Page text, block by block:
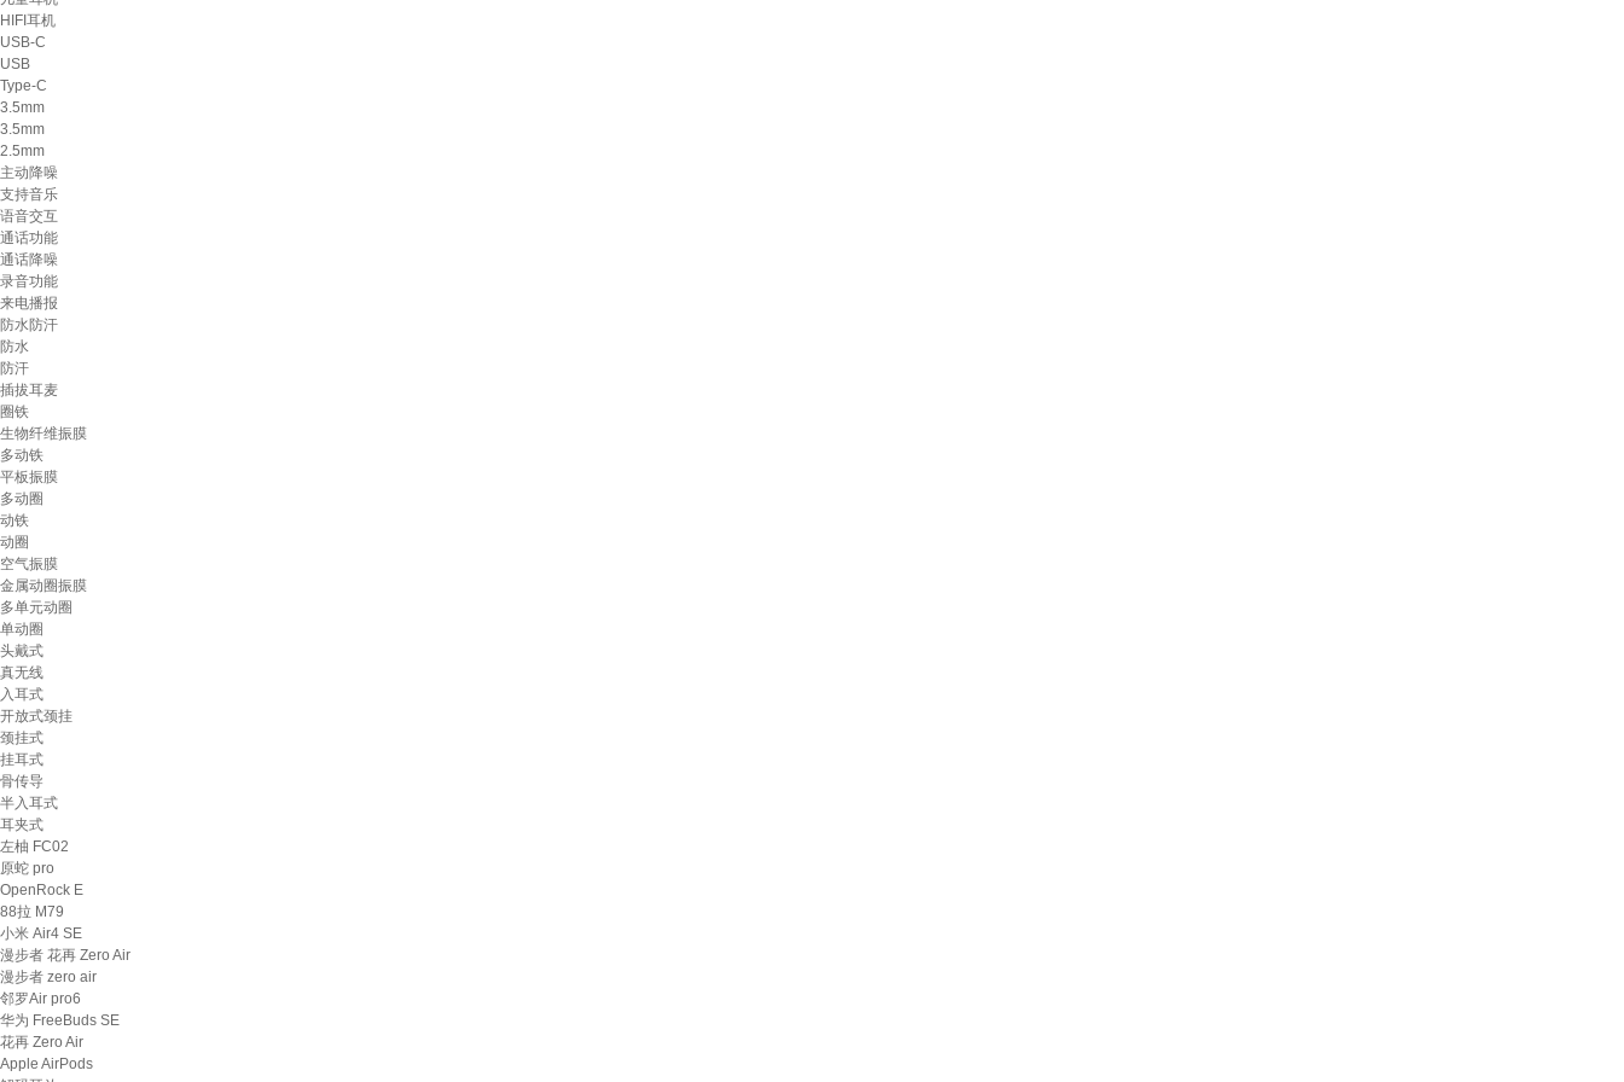
HIFI耳机
USB-C
USB
Type-C
3.5mm
3.5mm
2.5mm
主动降噪
支持音乐
语音交互
通话功能
通话降噪
录音功能
来电播报
防水防汗
防水
防汗
插拔耳麦
圈铁
生物纤维振膜
多动铁
平板振膜
多动圈
动铁
动圈
空气振膜
金属动圈振膜
多单元动圈
单动圈
头戴式
真无线
入耳式
开放式颈挂
颈挂式
挂耳式
骨传导
半入耳式
耳夹式
左柚 FC02
原蛇 pro
OpenRock E
88拉 M79
小米 Air4 SE
漫步者 花再 Zero Air
漫步者 zero air
邻罗Air pro6
华为 FreeBuds SE
花再 Zero Air
Apple AirPods